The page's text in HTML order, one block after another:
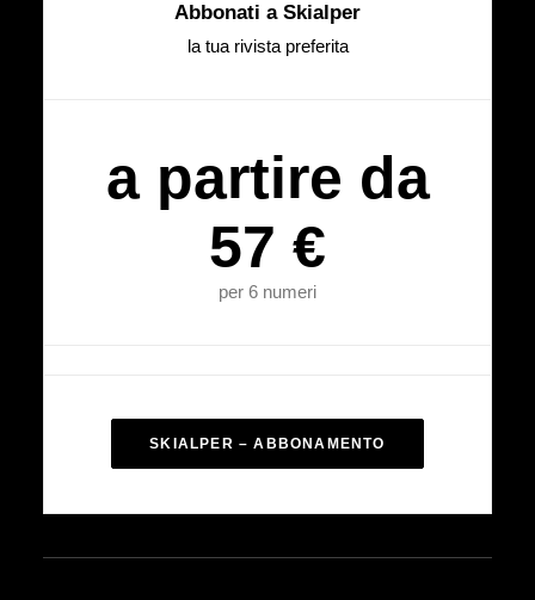
Abbonati a Skialper
la tua rivista preferita
a partire da
57 €
per 6 numeri
SKIALPER – ABBONAMENTO